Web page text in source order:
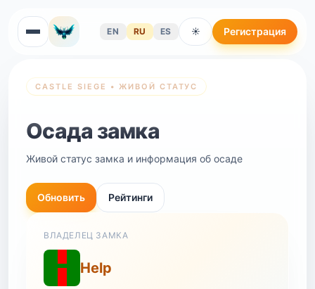
EN RU ES ☀ Регистрация
CASTLE SIEGE • ЖИВОЙ СТАТУС
Осада замка
Живой статус замка и информация об осаде
Обновить Рейтинги
ВЛАДЕЛЕЦ ЗАМКА
Help